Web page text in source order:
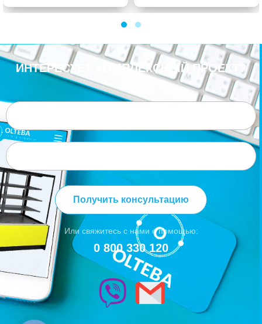
ИНТЕРЕСУЕТ КОМПЛЕКСНЫЙ ПРОЕКТ?
Получить консультацию
Или свяжитесь с нами с помощью:
0 800 330 120